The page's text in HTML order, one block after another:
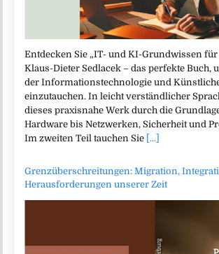
Entdecken Sie „IT- und KI-Grundwissen
Klaus-Dieter Sedlacek – das perfekte Buch,
der Informationstechnologie und
einzutauchen. In leicht verständlicher
dieses praxisnahe Werk durch die
Hardware bis Netzwerken, Sicherheit und
Im zweiten Teil tauchen Sie [...]
Grenzüberschreitungen: Migration,
Herausforderungen unserer Zeit